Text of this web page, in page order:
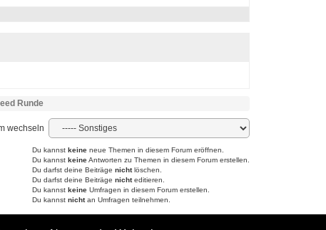
Runde
wechseln
Du kannst keine neue Themen in diesem Forum eröffnen.
Du kannst keineAntworten zu Themen in diesem Forum erstellen.
Du darfst deine Beiträge nichtlöschen.
Du darfst deine Beiträge nichteditieren.
Du kannst keine Umfragen in diesem Forum erstellen.
Du kannst nichtan Umfragen teilnehmen.